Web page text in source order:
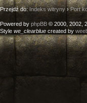
Przejdź do:Indeks witryny›Port
Powered by phpBB © 2000, 2002,
Style we_clearblue created by